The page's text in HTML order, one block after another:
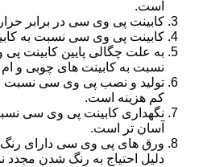
است.
کابینت پی وی سی در برابر
کابینت پی وی سی نسبت به
به علت چگالی پایین کابینت
نسبت به کابینت های چوبی و
تولید و نصب پی وی سی نسبت
کم هزینه است.
نگهداری کابینت پی وی سی
آسان تر است.
ورق های پی وی سی دارای
دلیل احتیاج به رنگ شدن مجدد